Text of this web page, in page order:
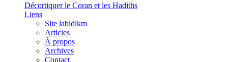
Décortiquer le Coran et les Hadiths
Liens
Site labidikm
Articles
À propos
Archives
Contact